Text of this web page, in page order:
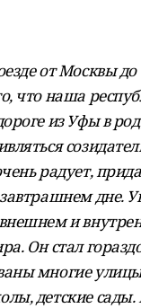
от Москвы
что наша
из Уфы в
радует,
завтрашнем дне.
и
Он стал
многие
детские сады.